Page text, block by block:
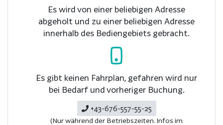
Es wird von einer beliebigen Adresse
abgeholt und zu einer beliebigen Adresse
innerhalb des Bediengebiets gebracht.
Es gibt keinen Fahrplan, gefahren wird nur
bei Bedarf und vorheriger Buchung.
+43-676-557-55-25
(Nur während der Betriebszeiten. Infos im